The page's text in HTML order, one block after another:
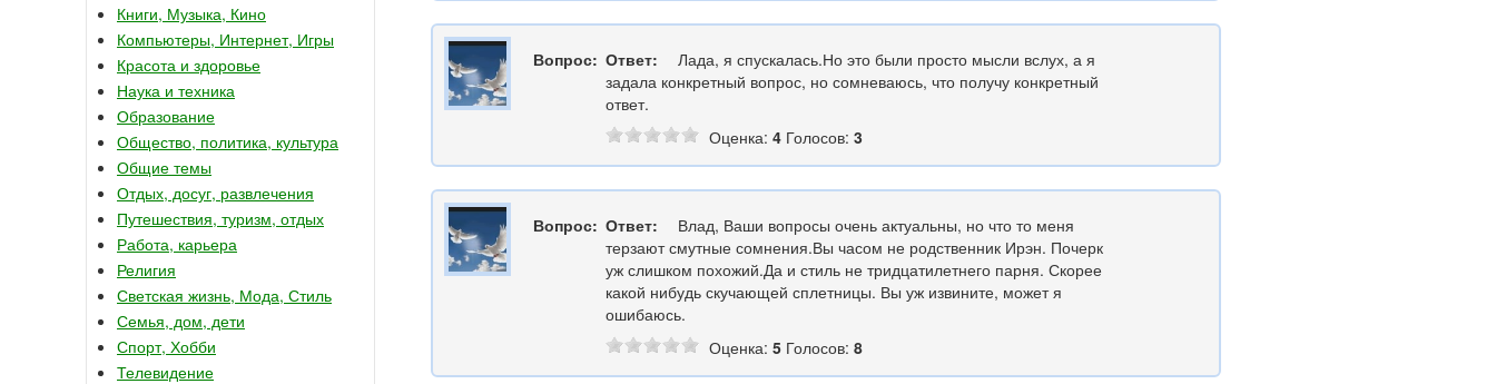
Книги, Музыка, Кино
Компьютеры, Интернет, Игры
Красота и здоровье
Наука и техника
Образование
Общество, политика, культура
Общие темы
Отдых, досуг, развлечения
Путешествия, туризм, отдых
Работа, карьера
Религия
Светская жизнь, Мода, Стиль
Семья, дом, дети
Спорт, Хобби
Телевидение
Вопрос: Ответ:
Лада, я спускалась.Но это были просто мысли вслух, а я
задала конкретный вопрос, но сомневаюсь, что получу конкретный
ответ.
Оценка: 4 Голосов: 3
Вопрос: Ответ:
Влад, Ваши вопросы очень актуальны, но что то меня
терзают смутные сомнения.Вы часом не родственник Ирэн. Почерк
уж слишком похожий.Да и стиль не тридцатилетнего парня. Скорее
какой нибудь скучающей сплетницы. Вы уж извините, может я
ошибаюсь.
Оценка: 5 Голосов: 8